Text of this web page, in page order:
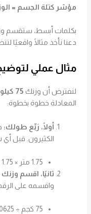
مؤشر كتلة الجسم =
بكلمات أبسط، ستقسم
دعنا نأخذ مثالًا واقعيًا
مثال عملي
لنفترض أن وزنك 75 كيلوجرامًا
المعادلة خطوة بخطوة:
أولًا، رَبِّع طولك:
الكثيرون. قبل
1.75 متر × 1.75 متر =
ثانيًا، اقسم وزنك
واقسمه على
75 كجم ÷ 3.0625 =